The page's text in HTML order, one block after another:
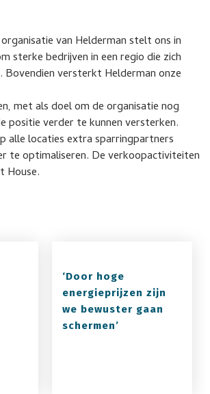
van Helderman stelt ons in
sterke bedrijven in een regio die zich
Bovendien versterkt Helderman onze
met als doel om de organisatie nog
positie verder te kunnen versterken.
alle locaties extra sparringpartners
te optimaliseren. De verkoopactiviteiten
House.
‘Door hoge
energieprijzen zijn
we bewuster gaan
schermen’